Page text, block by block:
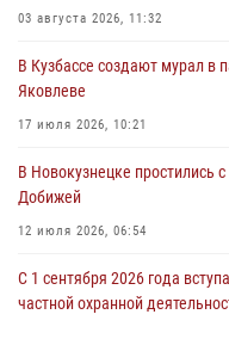
06 августа 2026, 08:17
Росгвардейцы пресекли
новокузнечанку от
06 августа 2026, 07:16
03 августа 2026, 11:32
В Кузбассе создают мурал в
Яковлеве
17 июля 2026, 10:21
В Новокузнецке
Добижей
12 июля 2026, 06:54
С 1 сентября 2026 года
частной охранной